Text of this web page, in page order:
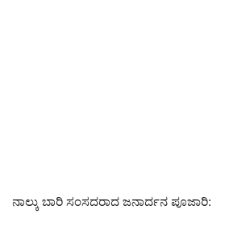
ನಾಲ್ಕು ಬಾರಿ ಸಂಸದರಾದ ಜನಾರ್ದನ ಪೂಜಾರಿ: